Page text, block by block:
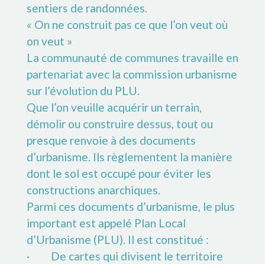
sentiers de randonnées.
« On ne construit pas ce que l’on veut où
on veut »
La communauté de communes travaille en
partenariat avec la commission urbanisme
sur l’évolution du PLU.
Que l’on veuille acquérir un terrain,
démolir ou construire dessus, tout ou
presque renvoie à des documents
d’urbanisme. Ils règlementent la manière
dont le sol est occupé pour éviter les
constructions anarchiques.
Parmi ces documents d’urbanisme, le plus
important est appelé Plan Local
d’Urbanisme (PLU). Il est constitué :
· De cartes qui divisent le territoire